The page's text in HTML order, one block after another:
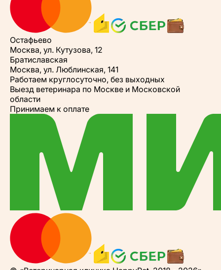
Остафьево
Москва, ул. Кутузова, 12
Братиславская
Москва, ул. Люблинская, 141
Работаем круглосуточно, без выходных
Выезд ветеринара по Москве и Московской
области
Принимаем к оплате